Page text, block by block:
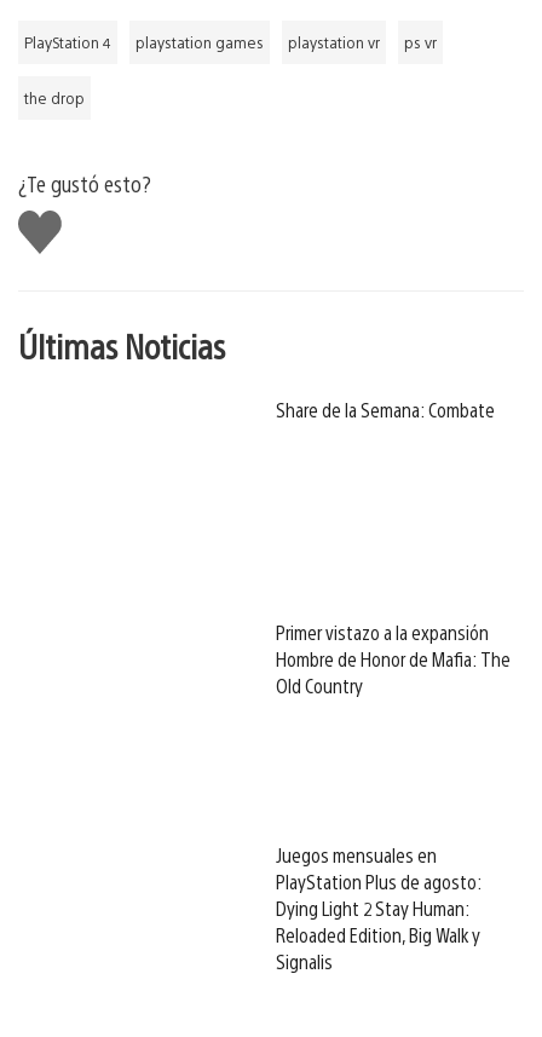
PlayStation 4 playstation games playstation vr ps vr
the drop
¿Te gustó esto?
Me
gusta
Últimas Noticias
Share de la Semana: Combate
Primer vistazo a la expansión
Hombre de Honor de Mafia: The
Old Country
Juegos mensuales en
PlayStation Plus de agosto:
Dying Light 2 Stay Human:
Reloaded Edition, Big Walk y
Signalis